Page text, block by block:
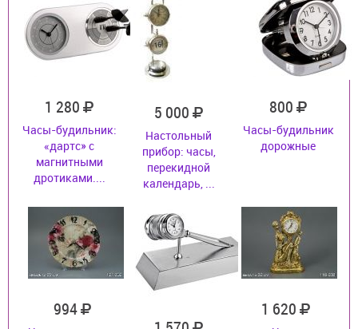
1 280
Часы-будильник:
«дартс» с
магнитными
дротиками....
5 000
Настольный
прибор: часы,
перекидной
календарь, ...
800
Часы-будильник
дорожные
994 1 620